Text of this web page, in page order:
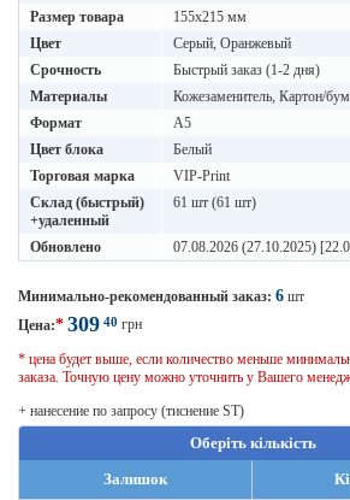
Размер товара
155х215 мм
Цвет
Серый, Оранжевый
Срочность
Быстрый заказ (1-2 дня)
Материалы
Кожезаменитель, Картон/
Формат
A5
Цвет блока
Белый
Торговая марка
VIP-Print
Склад (быстрый)
+удаленный
61 шт (61 шт)
Обновлено 07.08.2026 (27.10.2025)
Минимально-рекомендованный заказ: 6 шт
Цена:* 309 40 грн
* цена будет выше, если количество меньше
заказа. Точную цену можно уточнить у Вашего
+ нанесение по запросу (тиснение ST)
Оберіть кількість
Залишок